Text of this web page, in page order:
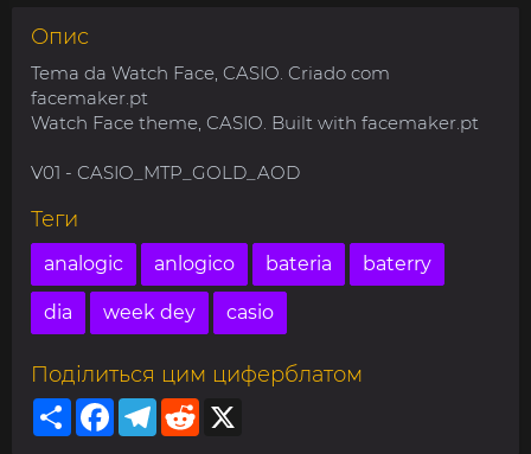
Опис
Tema da Watch Face, CASIO. Criado com
facemaker.pt
Watch Face theme, CASIO. Built with facemaker.pt
V01 - CASIO_MTP_GOLD_AOD
Теги
analogic anlogico bateria baterry
dia week dey casio
Поділиться цим циферблатом
ShareFacebookTelegram
Reddit